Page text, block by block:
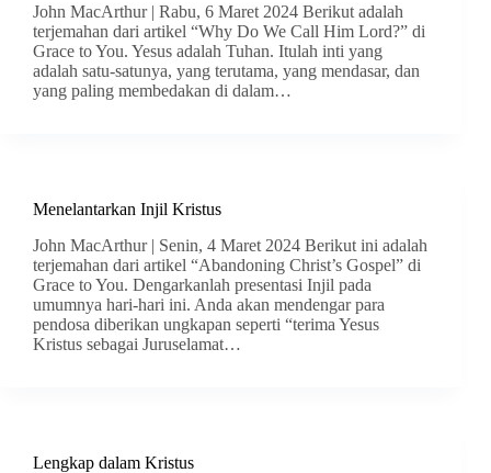
John MacArthur | Rabu, 6 Maret 2024 Berikut adalah
terjemahan dari artikel “Why Do We Call Him Lord?” di
Grace to You. Yesus adalah Tuhan. Itulah inti yang
adalah satu-satunya, yang terutama, yang mendasar, dan
yang paling membedakan di dalam…
Menelantarkan Injil Kristus
John MacArthur | Senin, 4 Maret 2024 Berikut ini adalah
terjemahan dari artikel “Abandoning Christ’s Gospel” di
Grace to You. Dengarkanlah presentasi Injil pada
umumnya hari-hari ini. Anda akan mendengar para
pendosa diberikan ungkapan seperti “terima Yesus
Kristus sebagai Juruselamat…
Lengkap dalam Kristus